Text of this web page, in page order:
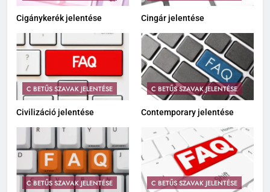
Cigánykerék jelentése Cingár jelentése
C BETŰS SZAVAK JELENTÉSE
Civilizáció jelentése
C BETŰS SZAVAK JELENTÉSE
Contemporary jelentése
C BETŰS SZAVAK JELENTÉSE C BETŰS SZAVAK JELENTÉSE